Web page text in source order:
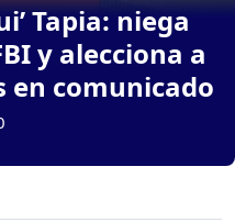
Tapia: niega
y alecciona a
en comunicado